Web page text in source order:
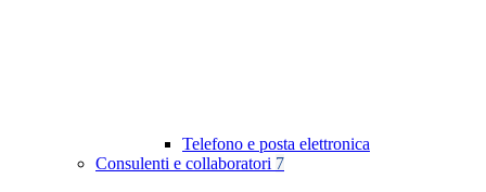
Telefono e posta elettronica
Consulenti e collaboratori 7